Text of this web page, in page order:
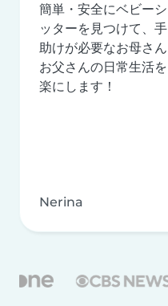
簡単・安全にベビーシ
ッターを見つけて、手
助けが必要なお母さん
お父さんの日常生活を
楽にします！
Nerina